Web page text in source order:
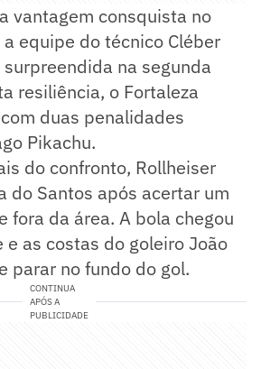
vantagem consquista no
equipe do técnico Cléber
na segunda
resiliência, o Fortaleza
duas penalidades
Pikachu.
do confronto, Rollheiser
do Santos após acertar um
fora da área. A bola chegou
e as costas do goleiro João
parar no fundo do gol.
CONTINUA
APÓS A
PUBLICIDADE